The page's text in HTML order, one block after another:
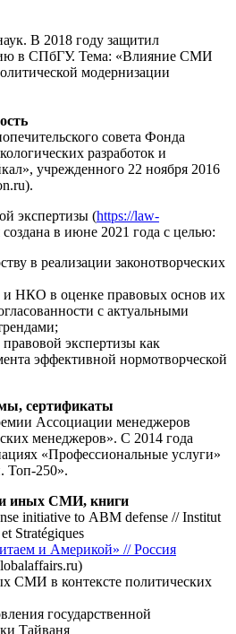
В 2018 году защитил
в СПбГУ. Тема: «Влияние СМИ
модернизации
совета Фонда
разработок и
учрежденного 22 ноября 2016
экспертизы (https://law-
в июне 2021 года с целью:
в реализации законотворческих
и НКО в оценке правовых основ их
с актуальными
экспертизы как
эффективной нормотворческой
сертификаты
Ассоциации менеджеров
менеджеров». С 2014 года
«Профессиональные услуги»
Топ-250».
иных СМИ, книги
initiative to ABM defense // Institut
Stratégiques
и Америкой» // Россия
СМИ в контексте политических
государственной
Тайваня